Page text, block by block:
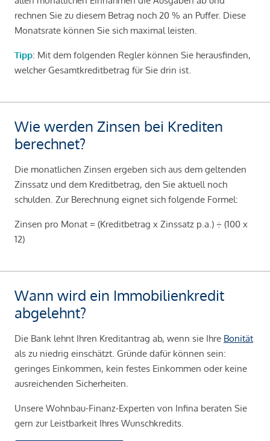
rechnen Sie zu diesem Betrag noch 20 % an Puffer. Diese
Monatsrate können Sie sich maximal leisten.
Tipp: Mit dem folgenden Regler können Sie herausfinden,
welcher Gesamtkreditbetrag für Sie drin ist.
Wie werden Zinsen bei Krediten
berechnet?
Die monatlichen Zinsen ergeben sich aus dem geltenden
Zinssatz und dem Kreditbetrag, den Sie aktuell noch
schulden. Zur Berechnung eignet sich folgende Formel:
Zinsen pro Monat = (Kreditbetrag x Zinssatz p.a.) ÷ (100 x
12)
Wann wird ein Immobilienkredit
abgelehnt?
Die Bank lehnt Ihren Kreditantrag ab, wenn sie Ihre Bonität
als zu niedrig einschätzt. Gründe dafür können sein:
geringes Einkommen, kein festes Einkommen oder keine
ausreichenden Sicherheiten.
Unsere Wohnbau-Finanz-Experten von Infina beraten Sie
gern zur Leistbarkeit Ihres Wunschkredits.